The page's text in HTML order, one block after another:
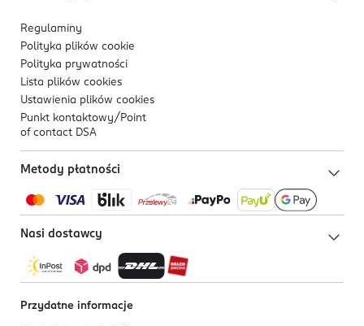
Regulaminy
Polityka plików cookie
Polityka prywatności
Lista plików cookies
Ustawienia plików cookies
Punkt kontaktowy/ Point
of contact DSA
Metody płatności
Nasi dostawcy
Przydatne informacje